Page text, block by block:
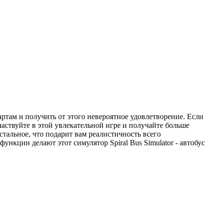
и получить от этого невероятное удовлетворение. Если
в этой увлекательной игре и получайте больше
что подарит вам реалистичность всего
делают этот симулятор Spiral Bus Simulator - автобус